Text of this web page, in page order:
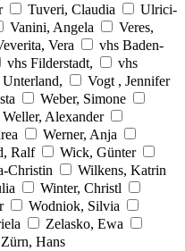
Tuveri, Claudia
Ulrici-
Vanini, Angela
Veres,
Vera
vhs Baden-
vhs Filderstadt,
vhs
Unterland,
Vogt , Jennifer
Weber, Simone
Weller, Alexander
Werner, Anja
Ralf
Wick, Günter
Christin
Wilkens, Katrin
Winter, Christl
Wodniok, Silvia
Zelasko, Ewa
Zürn, Hans